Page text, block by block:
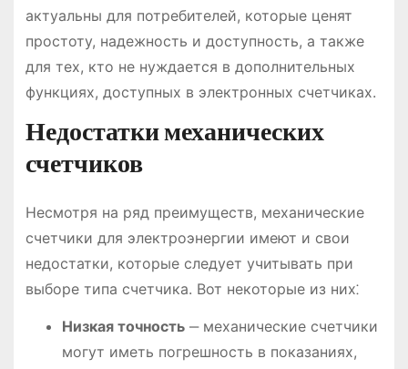
актуальны для потребителей, которые ценят
простоту, надежность и доступность, а также
для тех, кто не нуждается в дополнительных
функциях, доступных в электронных счетчиках.
Недостатки механических
счетчиков
Несмотря на ряд преимуществ, механические
счетчики для электроэнергии имеют и свои
недостатки, которые следует учитывать при
выборе типа счетчика. Вот некоторые из них⁚
Низкая точность‒ механические счетчики
могут иметь погрешность в показаниях,